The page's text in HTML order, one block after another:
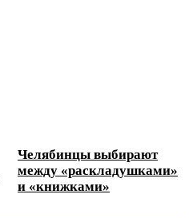
Челябинцы выбирают
между «раскладушками»
и «книжками»